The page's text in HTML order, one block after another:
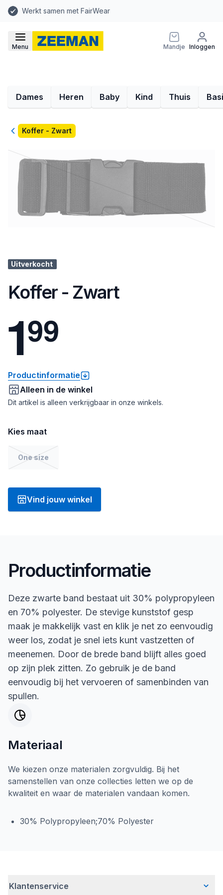
Werkt samen met FairWear
Menu Mandje Inloggen
Dames Heren Baby Kind Thuis
TerugKoffer - Zwart
Uitverkocht
Koffer - Zwart
199
Productinformatie
Alleen in de winkel
Dit artikel is alleen verkrijgbaar in onze winkels.
Kies maat
One size
Vind jouw winkel
Productinformatie
Deze zwarte band bestaat uit 30% polypropyleen
en 70% polyester. De stevige kunststof gesp
maak je makkelijk vast en klik je net zo eenvoudig
weer los, zodat je snel iets kunt vastzetten of
meenemen. Door de brede band blijft alles goed
op zijn plek zitten. Zo gebruik je de band
eenvoudig bij het vervoeren of samenbinden van
spullen.
Materiaal
We kiezen onze materialen zorgvuldig. Bij het
samenstellen van onze collecties letten we op de
kwaliteit en waar de materialen vandaan komen.
30% Polypropyleen;70% Polyester
Klantenservice